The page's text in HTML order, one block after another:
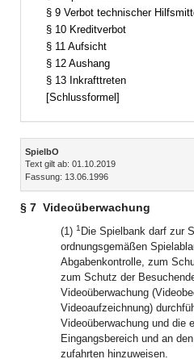
§ 9 Verbot technischer
§ 10 Kreditverbot
§ 11 Aufsicht
§ 12 Aushang
§ 13 Inkrafttreten
[Schlussformel]
Inhalt
SpielbO
Text gilt ab: 01.10.2019
Fassung: 13.06.1996
§ 7 Videoüberwachung
(1) 1 Die Spielbank darf zur
ordnungsgemäßen
Abgabenkontrolle, zum
zum Schutz der
Videoüberwachung
Videoaufzeichnung)
Videoüberwachung und die
Eingangsbereich und an
zufahrten hinzuweisen.